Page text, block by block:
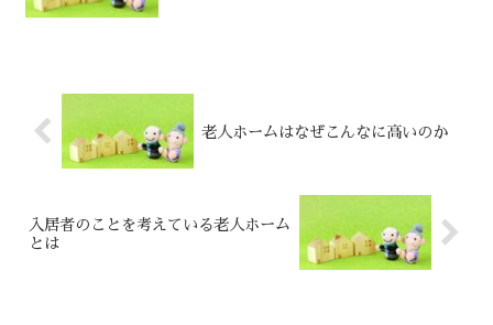
老人ホームはなぜこんなに高いのか
入居者のことを考えている老人ホーム
とは